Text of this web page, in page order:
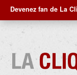
Devenez fan de La